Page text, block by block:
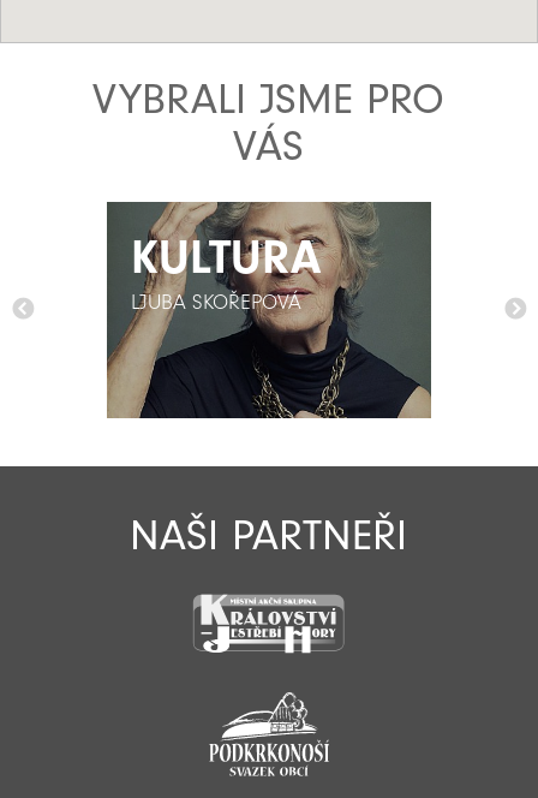
VYBRALI JSME PRO
VÁS
KULTURA
LJUBA SKOŘEPOVÁ
KULTURA
LJUBA SKOŘEPOVÁ
NAŠI PARTNEŘI